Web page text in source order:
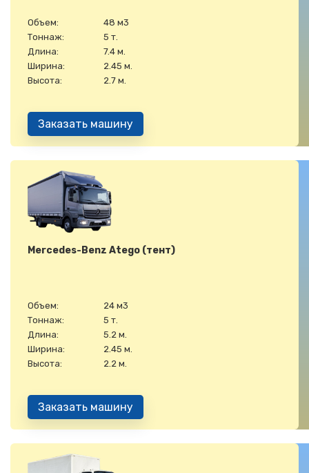
Объем:
48 м3
Тоннаж:
5 т.
Длина:
7.4 м.
Ширина:
2.45 м.
Высота:
2.7 м.
Заказать машину
Mercedes-Benz Atego (тент)
Объем:
24 м3
Тоннаж:
5 т.
Длина:
5.2 м.
Ширина:
2.45 м.
Высота:
2.2 м.
Заказать машину